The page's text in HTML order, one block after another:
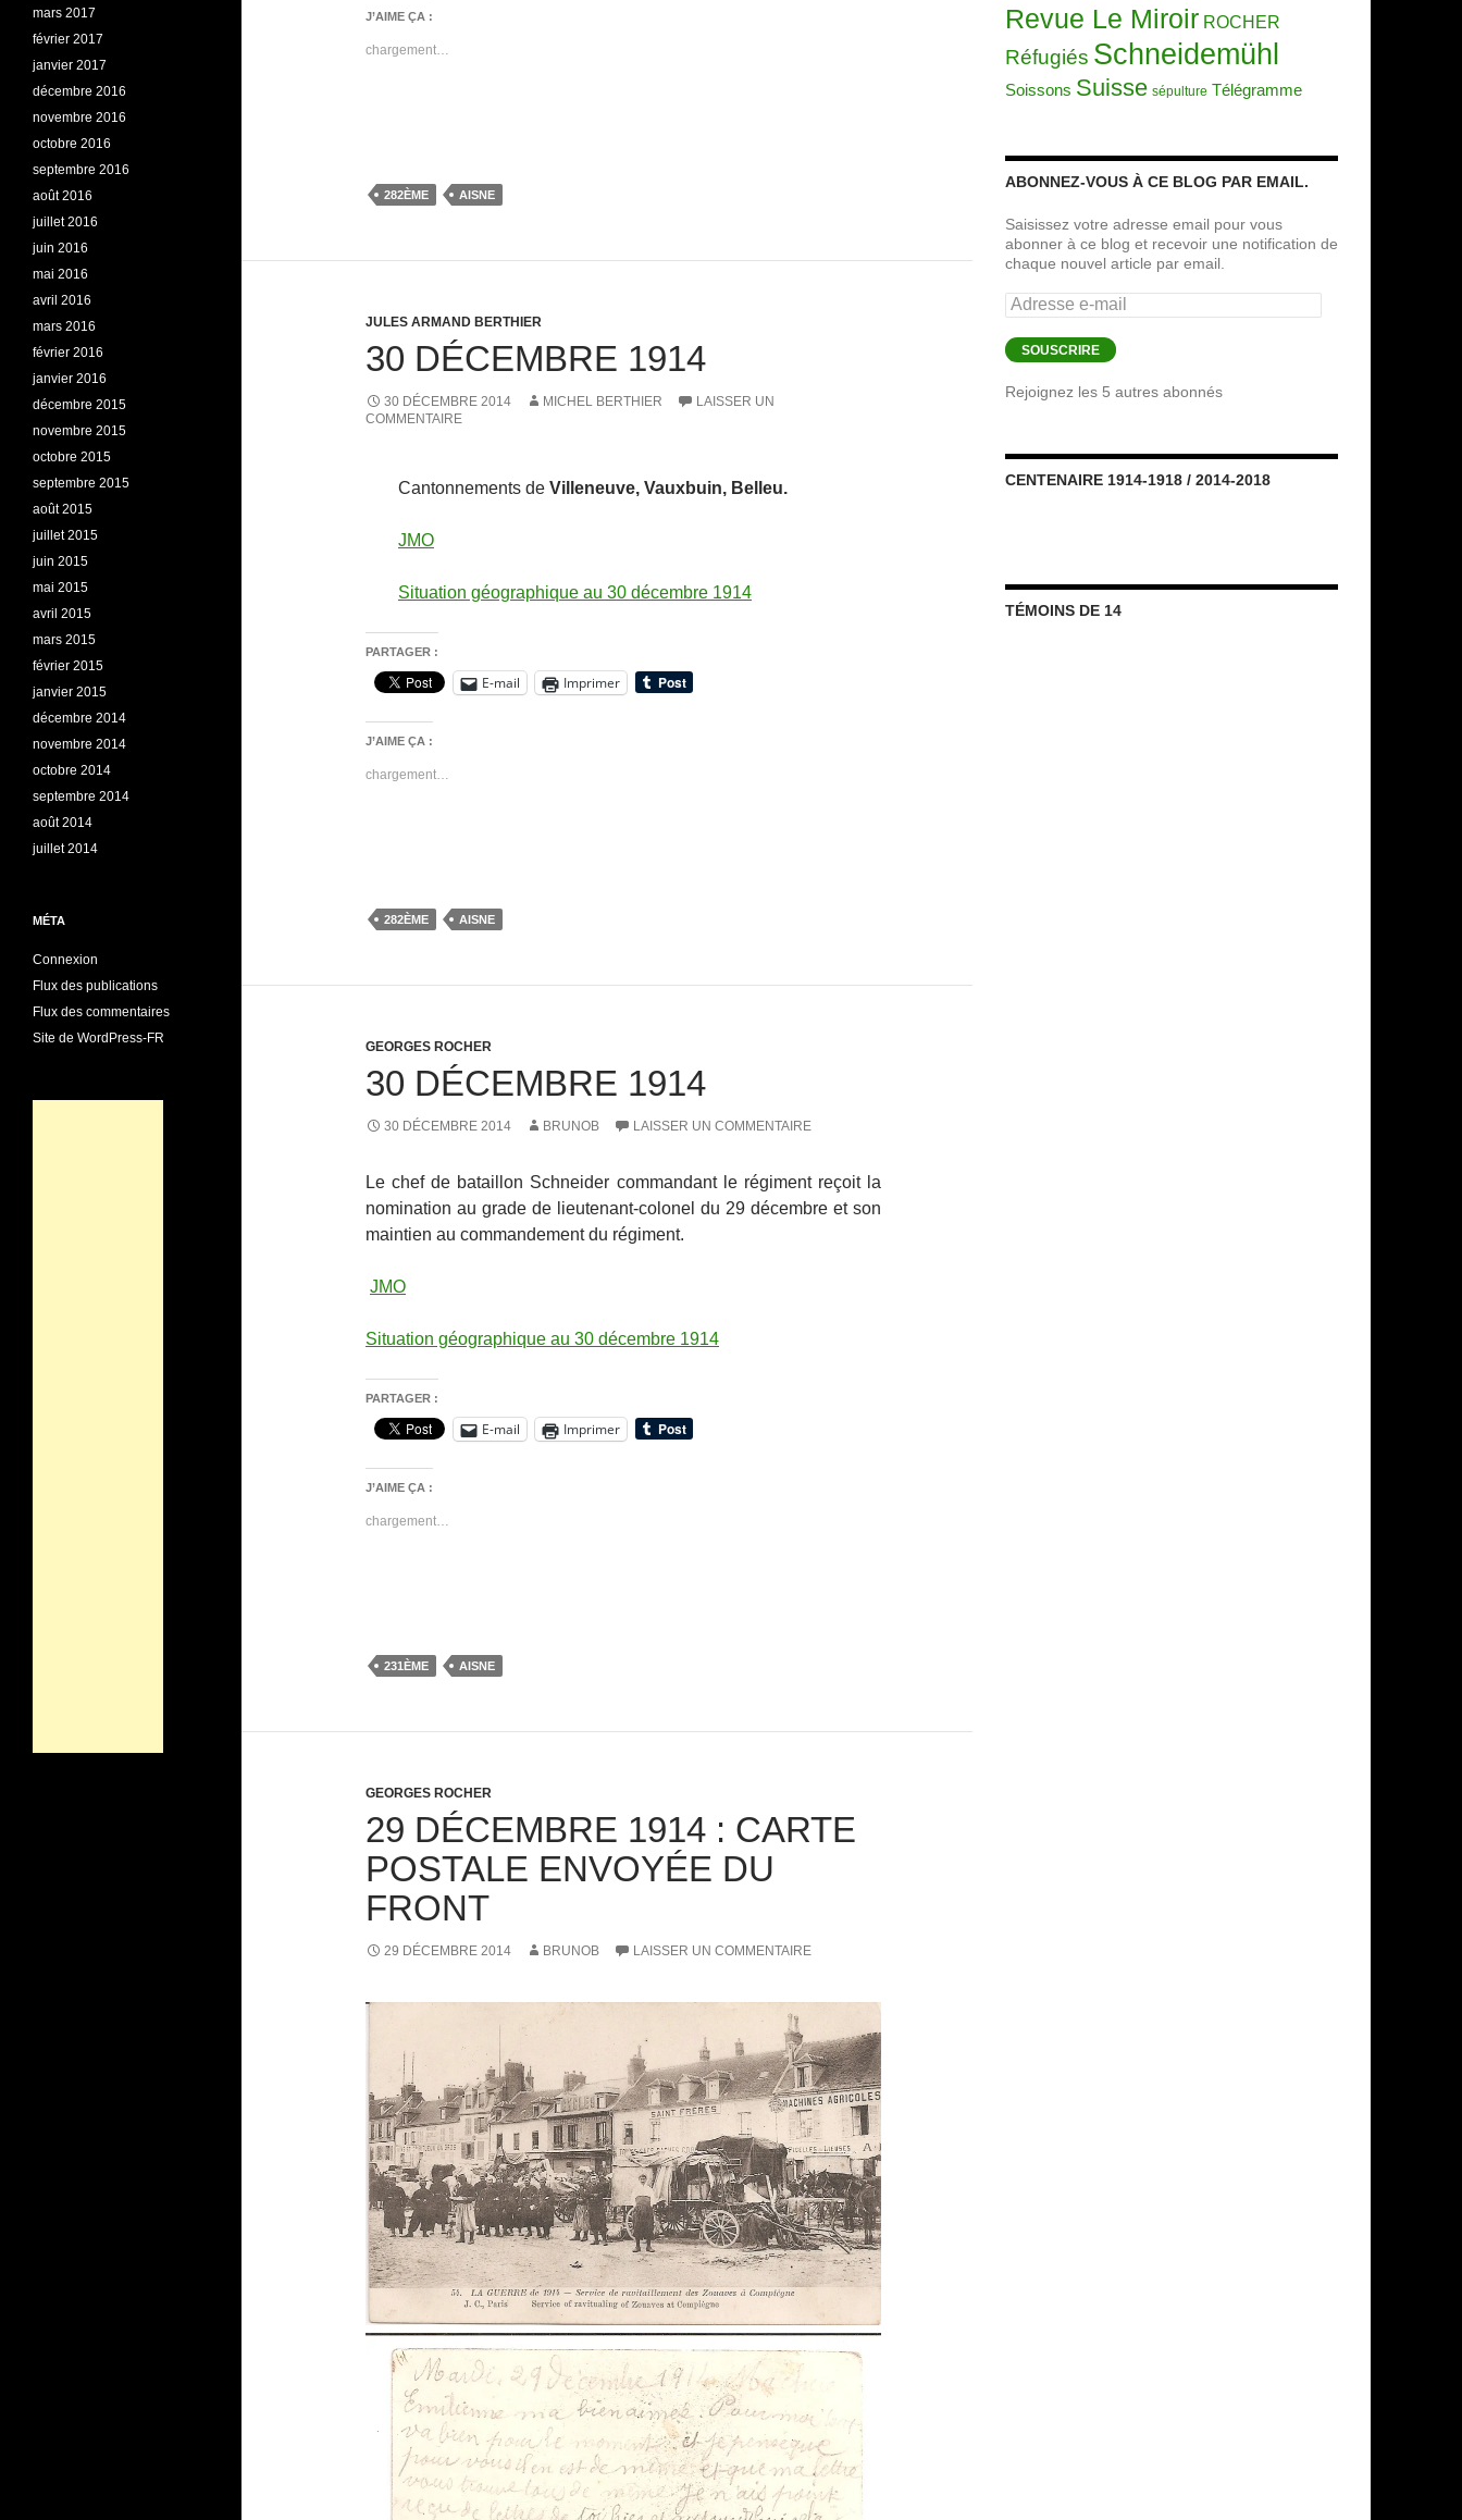
J’AIME ÇA :
chargement…
282ÈME AISNE
JULES ARMAND BERTHIER
30 DÉCEMBRE 1914
30 DÉCEMBRE 2014 MICHEL BERTHIER
LAISSER UN
COMMENTAIRE
Cantonnements de Villeneuve, Vauxbuin, Belleu.
JMO
Situation géographique au 30 décembre 1914
PARTAGER :
E-mail Imprimer
J’AIME ÇA :
chargement…
282ÈME AISNE
GEORGES ROCHER
30 DÉCEMBRE 1914
30 DÉCEMBRE 2014 BRUNOB LAISSER UN COMMENTAIRE
Le chef de bataillon Schneider commandant le régiment reçoit la
nomination au grade de lieutenant-colonel du 29 décembre et son
maintien au commandement du régiment.
JMO
Situation géographique au 30 décembre 1914
PARTAGER :
E-mail Imprimer
J’AIME ÇA :
chargement…
231ÈME AISNE
GEORGES ROCHER
29 DÉCEMBRE 1914 : CARTE
POSTALE ENVOYÉE DU
FRONT
29 DÉCEMBRE 2014 BRUNOB LAISSER UN COMMENTAIRE
Revue Le Miroir ROCHER
Réfugiés Schneidemühl
Soissons Suisse sépulture Télégramme
ABONNEZ-VOUS À CE BLOG PAR EMAIL.
Saisissez votre adresse email pour vous
abonner à ce blog et recevoir une notification de
chaque nouvel article par email.
Adresse
e-
mail
SOUSCRIRE
Rejoignez les 5 autres abonnés
CENTENAIRE 1914-1918 / 2014-2018
TÉMOINS DE 14
mars 2017
février 2017
janvier 2017
décembre 2016
novembre 2016
octobre 2016
septembre 2016
août 2016
juillet 2016
juin 2016
mai 2016
avril 2016
mars 2016
février 2016
janvier 2016
décembre 2015
novembre 2015
octobre 2015
septembre 2015
août 2015
juillet 2015
juin 2015
mai 2015
avril 2015
mars 2015
février 2015
janvier 2015
décembre 2014
novembre 2014
octobre 2014
septembre 2014
août 2014
juillet 2014
MÉTA
Connexion
Flux des publications
Flux des commentaires
Site de WordPress-FR